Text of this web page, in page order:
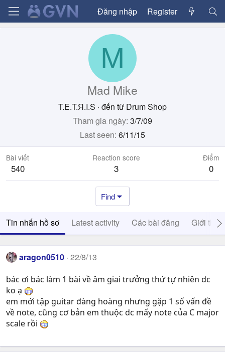
Đăng nhập Register
M
Mad Mike
T.E.T.Я.I.S · đến từ Drum Shop
Tham gia ngày 3/7/09
Last seen 6/11/15
Bài viết
540
Reaction score
3
Điểm
0
Find
Tin nhắn hồ sơ Latest activity Các bài đăng Giới thiệu
aragon0510 22/8/13
bác ơi bác làm 1 bài về âm giai trưởng thứ tự nhiên dc
ko ạ
em mới tập guitar đàng hoàng nhưng gặp 1 số vấn đề
về note, cũng cơ bản em thuộc dc mấy note của C major
scale rồi